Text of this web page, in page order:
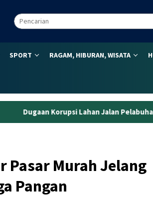
SPORT RAGAM, HIBURAN, WISATA
Jalan Pelabuhan Ujung Jabung, Eks
Pasar Murah Jelang
Pangan